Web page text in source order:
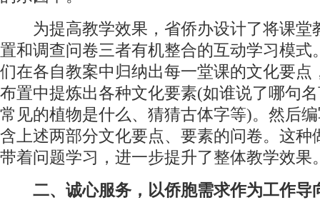
为提高教学效果，省侨办设计了将课堂
置和调查问卷三者有机整合的互动学习模式
们在各自教案中归纳出每一堂课的文化要点
布置中提炼出各种文化要素(如谁说了哪句
常见的植物是什么、猜猜古体字等)。然后
含上述两部分文化要点、要素的问卷。这种
带着问题学习，进一步提升了整体教学效果
二、诚心服务，以侨胞需求作为工作导